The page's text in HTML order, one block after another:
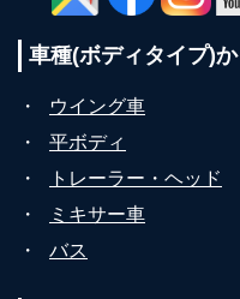
車種(ボディタイプ)か
・ ウイング車
・
平ボディ
・
トレーラー・ヘッド
・
ミキサー車
・
バス